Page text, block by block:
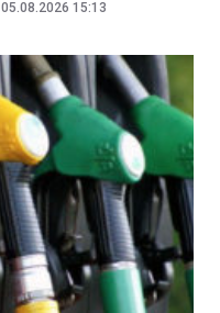
05.08.2026 15:13